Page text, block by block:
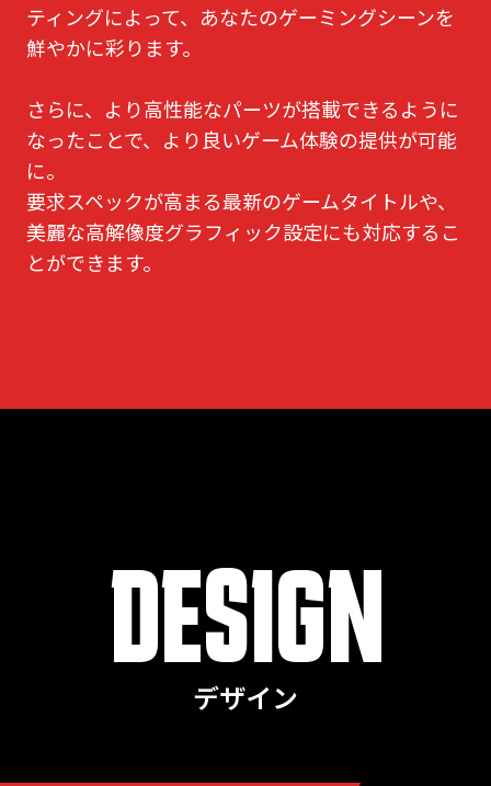
ティングによって、あなたのゲーミングシーンを
鮮やかに彩ります。
さらに、より高性能なパーツが搭載できるように
なったことで、より良いゲーム体験の提供が可能
に。
要求スペックが高まる最新のゲームタイトルや、
美麗な高解像度グラフィック設定にも対応するこ
とができます。
DESIGN
デザイン